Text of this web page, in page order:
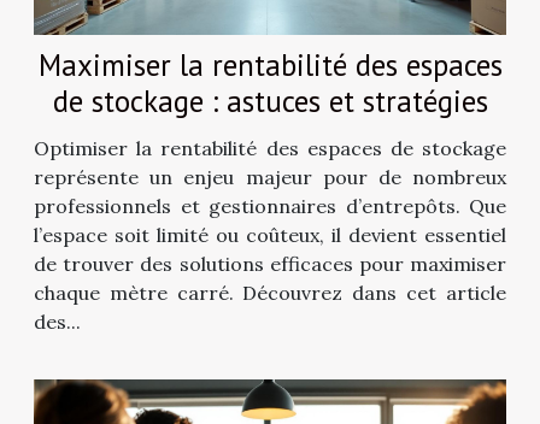
Maximiser la rentabilité des espaces
de stockage : astuces et stratégies
Optimiser la rentabilité des espaces de stockage
représente un enjeu majeur pour de nombreux
professionnels et gestionnaires d’entrepôts. Que
l’espace soit limité ou coûteux, il devient essentiel
de trouver des solutions efficaces pour maximiser
chaque mètre carré. Découvrez dans cet article
des...